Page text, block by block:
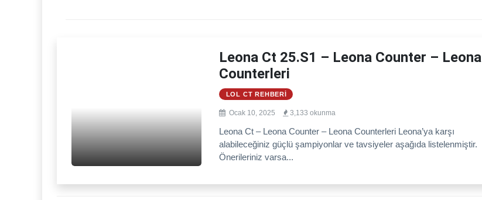
Leona Ct 25.S1 – Leona Counter – Leona
Counterleri
LOL CT REHBERI
Ocak 10, 2025 3,133 okunma
Leona Ct – Leona Counter – Leona Counterleri Leona’ya karşı
alabileceğiniz güçlü şampiyonlar ve tavsiyeler aşağıda listelenmiştir.
Önerileriniz varsa...